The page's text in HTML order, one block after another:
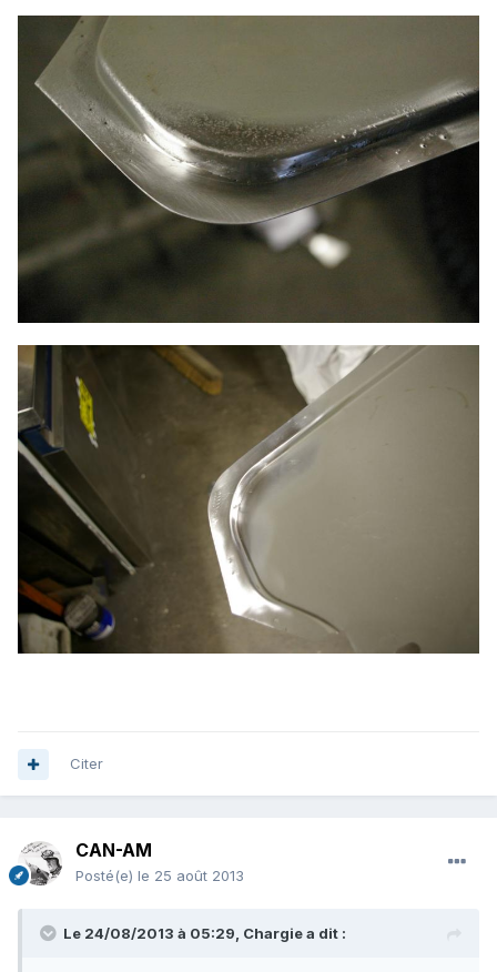
Citer
CAN-AM
Posté(e) le 25 août 2013
Le 24/08/2013 à 05:29, Chargie a dit :